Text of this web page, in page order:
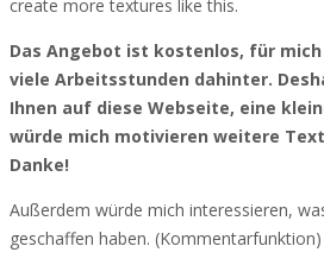
create more textures like this.
Das Angebot ist kostenlos, für
viele Arbeitsstunden dahinter.
Ihnen auf diese Webseite, eine
würde mich motivieren weitere
Danke!
Außerdem würde mich interessieren,
geschaffen haben. (Kommentarfunktion)